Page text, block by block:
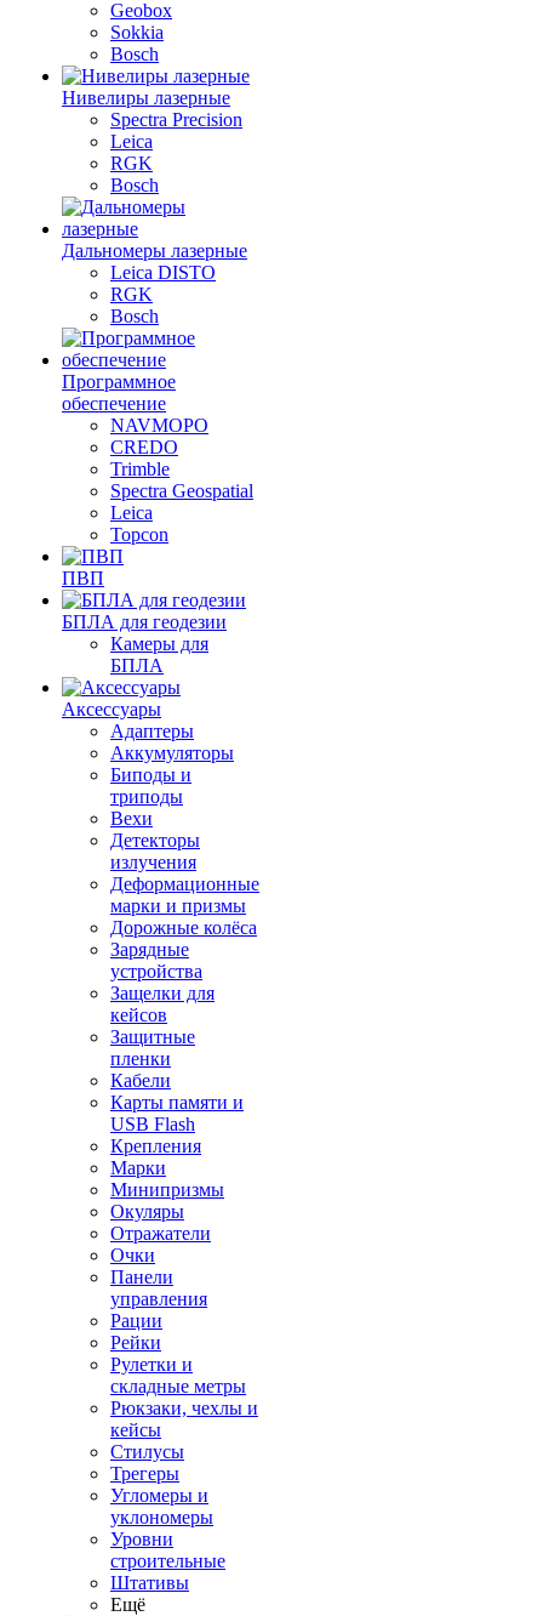
Geobox
Sokkia
Bosch
Нивелиры лазерные
Spectra Precision
Leica
RGK
Bosch
Дальномеры лазерные
Leica DISTO
RGK
Bosch
Программное
обеспечение
NAVMOPO
CREDO
Trimble
Spectra Geospatial
Leica
Topcon
ПВП
БПЛА для геодезии
Камеры для
БПЛА
Аксессуары
Адаптеры
Аккумуляторы
Биподы и
триподы
Вехи
Детекторы
излучения
Деформационные
марки и призмы
Дорожные колёса
Зарядные
устройства
Защелки для
кейсов
Защитные
пленки
Кабели
Карты памяти и
USB Flash
Крепления
Марки
Минипризмы
Окуляры
Отражатели
Очки
Панели
управления
Рации
Рейки
Рулетки и
складные метры
Рюкзаки, чехлы и
кейсы
Стилусы
Трегеры
Угломеры и
уклономеры
Уровни
строительные
Штативы
Ещё